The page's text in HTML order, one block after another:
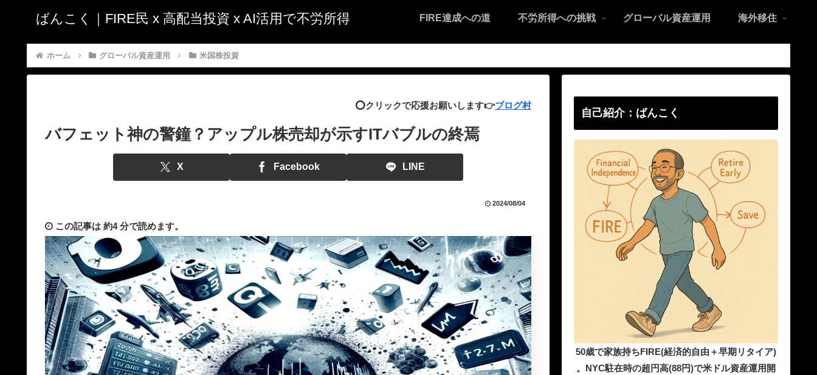
ばんこく｜FIRE民 x 高配当投資 x AI活用で不労所得 FIRE達成への道 不労所得への挑戦 グローバル資産運用 海外移住
ホーム グローバル資産運用 米国株投資
⭕️クリックで応援お願いします👉ブログ村
バフェット神の警鐘？アップル株売却が示すITバブルの終焉
X Facebook LINE
2024/08/04
この記事は 約4 分で読めます。
自己紹介：ばんこく
50歳で家族持ちFIRE(経済的自由＋早期リタイア)
。NYC駐在時の超円高(88円)で米ドル資産運用開